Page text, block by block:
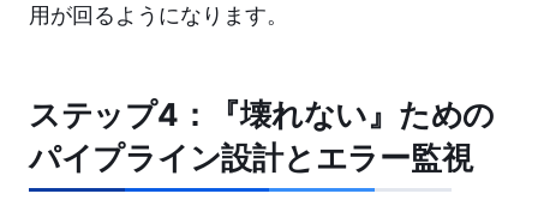
用が回るようになります。
ステップ4：『壊れない』ための
パイプライン設計とエラー監視